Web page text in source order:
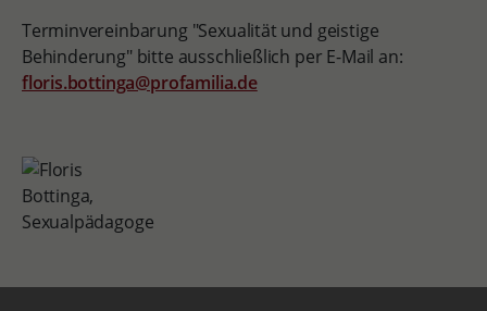
Terminvereinbarung "Sexualität und geistige
Behinderung" bitte ausschließlich per E-Mail an:
floris.bottinga@profamilia.de